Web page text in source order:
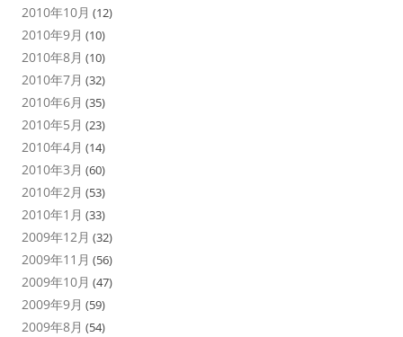
2010年10月 (12)
2010年9月 (10)
2010年8月 (10)
2010年7月 (32)
2010年6月 (35)
2010年5月 (23)
2010年4月 (14)
2010年3月 (60)
2010年2月 (53)
2010年1月 (33)
2009年12月 (32)
2009年11月 (56)
2009年10月 (47)
2009年9月 (59)
2009年8月 (54)